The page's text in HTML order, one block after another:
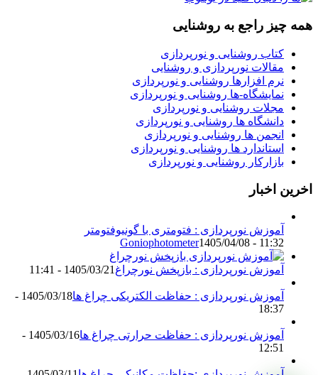
همه چیز راجع به روشنایی
کتاب روشنایی و نورپردازی
مقالات نورپردازی و روشنایی
نرم افزارها روشنایی و نورپردازی
نمایشگاه-ها روشنایی و نورپردازی
مجلات روشنایی و نورپردازی
دانشگاه ها روشنایی و نورپردازی
انجمن ها روشنایی و نورپردازی
استاندارد ها روشنایی و نورپردازی
بازارکار روشنایی و نورپردازی
اخرین اخبار
آموزش نورپردازی : فتومتری با گونیوفتومتر
Goniophotometer1405/04/08 - 11:32
آموزش نورپردازی : بازپخش نورچراغ 1405/03/21 - 11:41
آموزش نورپردازی : حفاظت الکتریکی چراغ ها
1405/03/18 -
18:37
آموزش نورپردازی : حفاظت حرارتی چراغ ها
1405/03/16 -
12:51